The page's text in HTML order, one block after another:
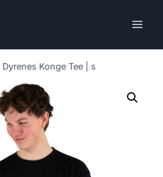
Konge Tee | s